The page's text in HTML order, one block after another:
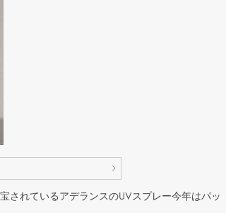
されているアデランスのUVスプレー今年はパッ